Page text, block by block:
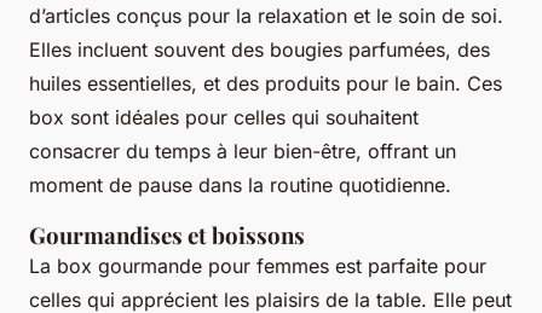
d’articles conçus pour la relaxation et le soin de soi.
Elles incluent souvent des bougies parfumées, des
huiles essentielles, et des produits pour le bain. Ces
box sont idéales pour celles qui souhaitent
consacrer du temps à leur bien-être, offrant un
moment de pause dans la routine quotidienne.
Gourmandises et boissons
La box gourmande pour femmes est parfaite pour
celles qui apprécient les plaisirs de la table. Elle peut